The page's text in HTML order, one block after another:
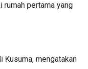
pertama yang
Kusuma, mengatakan